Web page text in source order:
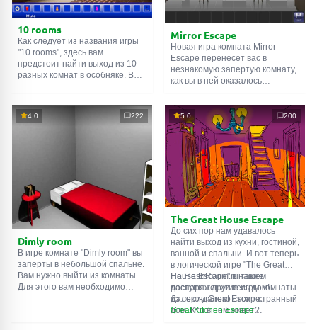
10 rooms
Как следует из названия игры
"10 rooms", здесь вам
предстоит найти выход из 10
разных комнат в особняке. В
их, чтобы выйти. Выход из
одной комнаты является
Mirror Escape
Новая игра комната Mirror
Escape перенесет вас в
незнакомую запертую комнату,
как вы в ней оказалось
смекалки попробуйте решить
все, приготовленные авторами
для вас, головоломки и найти
выход на свободу.
Внимательно осмотрите
помещение, возможно вы
сможете найти какие-нибудь
подсказки. Желаем удачи!
4.0 222
Dimly room
В игре комнате "Dimly room" вы
заперты в небольшой спальне.
Вам нужно выйти из комнаты.
Для этого вам необходимо
5.0 200
The Great House Escape
До сих пор нам удавалось
найти выход из кухни, гостиной,
ванной и спальни. И вот теперь
в логической игре "The Great
House Escape" в нашем
распоряжении весь дом!
Далеко-далеко стоит странный
дом. Кто в нем живет?
На FlashRoom.ru также
доступны другие игры комнаты
из серии Great Escape:
Great Kitchen Escape